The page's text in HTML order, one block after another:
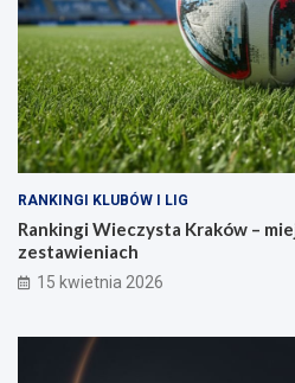
RANKINGI KLUBÓW I LIG
Rankingi Wieczysta Kraków –
zestawieniach
15 kwietnia 2026